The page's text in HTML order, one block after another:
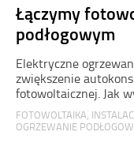
­­Łączymy
podłogowym
Elektryczne
zwiększenie
fotowoltaicznej. Jak
FOTOWOLTAIKA,
OGRZEWANIE